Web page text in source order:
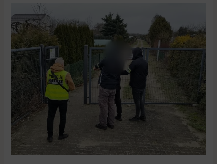
Włamywali
się
i
okradali
ROD-
y
–
grozi
10
lat
więzienia